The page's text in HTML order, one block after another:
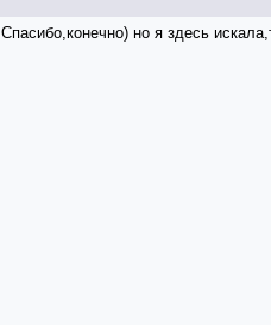
Спасибо,конечно) но я здесь